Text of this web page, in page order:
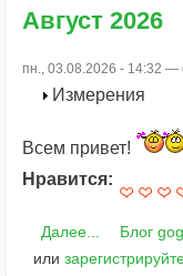
Август 2026
пн., 03.08.2026 - 14:32 —
Измерения
Всем привет!
Нравится:
Далее... Блог
или